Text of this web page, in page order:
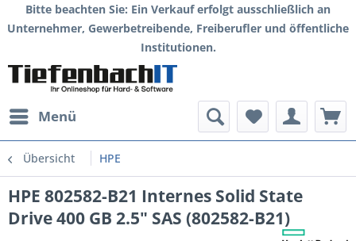
Bitte beachten Sie: Ein Verkauf erfolgt ausschließlich an
Unternehmer, Gewerbetreibende, Freiberufler und öffentliche
Institutionen.
Menü
Übersicht HPE
HPE 802582-B21 Internes Solid State
Drive 400 GB 2.5" SAS (802582-B21)